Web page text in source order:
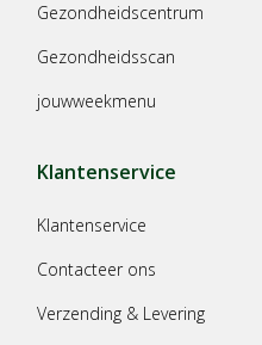
Gezondheidscentrum
Gezondheidsscan
jouwweekmenu
Klantenservice
Klantenservice
Contacteer ons
Verzending & Levering